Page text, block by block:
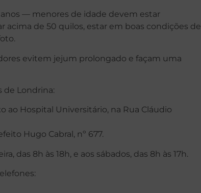
anos — menores de idade devem estar
acima de 50 quilos, estar em boas condições de
evitem jejum prolongado e façam uma
de Londrina:
ao Hospital Universitário, na Rua Cláudio
Hugo Cabral, nº 677.
das 8h às 18h, e aos sábados, das 8h às 17h.